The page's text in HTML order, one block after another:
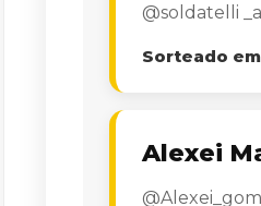
@soldatelli
Sorteado
Alexei